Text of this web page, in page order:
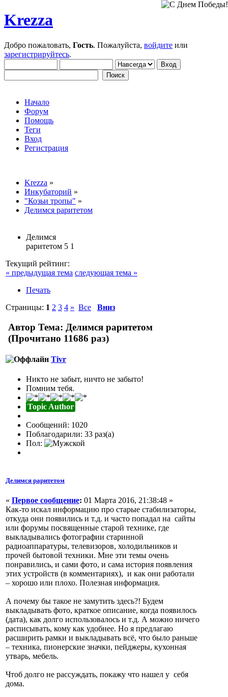
Krezza
Добро пожаловать, Гость. Пожалуйста, войдите или
зарегистрируйтесь.
Начало
Форум
Помощь
Теги
Вход
Регистрация
Krezza »
Инкубаторий »
"Козьи тропы" »
Делимся раритетом
Делимся
раритетом 5 1
Текущий рейтинг:
« предыдущая тема следующая тема »
Печать
Страницы: 1 2 3 4 » Все Вниз
Автор Тема: Делимся раритетом
(Прочитано 11686 раз)
Tivr
Никто не забыт, ничто не забыто!
Помним тебя.
Topic Author
Сообщений: 1020
Поблагодарили: 33 раз(а)
Пол:
Делимся раритетом
« Первое сообщение: 01 Марта 2016, 21:38:48 »
Как-то искал информацию про старые стабилизаторы,
откуда они появились и т.д. и часто попадал на сайты
или форумы посвященные старой технике, где
выкладывались фотографии старинной
радиоаппаратуры, телевизоров, холодильников и
прочей бытовой техники. Мне эти темы очень
понравились, и сами фото, и сама история появления
этих устройств (в комментариях), и как они работали
– хорошо или плохо. Полезная информация.
А почему бы такое не замутить здесь?! Будем
выкладывать фото, краткое описание, когда появилось
(дата), как долго использовалось и т.д. А можно ничего
расписывать, кому как удобнее. Но я предлагаю
расширить рамки и выкладывать всё, что было раньше
– техника, пионерские значки, пейджеры, кухонная
утварь, мебель.
Чтоб долго не рассуждать, покажу что нашел у себя
дома.